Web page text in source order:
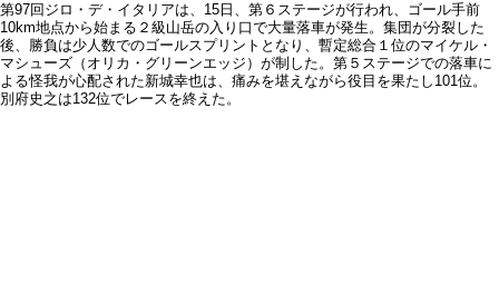
第97回ジロ・デ・イタリアは、15日、第６ステージが行われ、ゴール手前
10km地点から始まる２級山岳の入り口で大量落車が発生。集団が分裂した
後、勝負は少人数でのゴールスプリントとなり、暫定総合１位のマイケル・
マシューズ（オリカ・グリーンエッジ）が制した。第５ステージでの落車に
よる怪我が心配された新城幸也は、痛みを堪えながら役目を果たし101位。
別府史之は132位でレースを終えた。